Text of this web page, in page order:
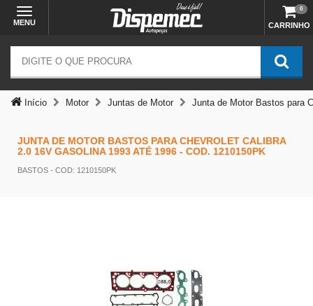
MENU CARRINHO
0
Início Motor Juntas de Motor Junta de Motor Bastos para
JUNTA DE MOTOR BASTOS PARA CHEVROLET CALIBRA
2.0 16V GASOLINA 1993 ATÉ 1996 - COD. 1210150PK
BASTOS - COD: 1210150PK
Temos outras opções mais
adequadas